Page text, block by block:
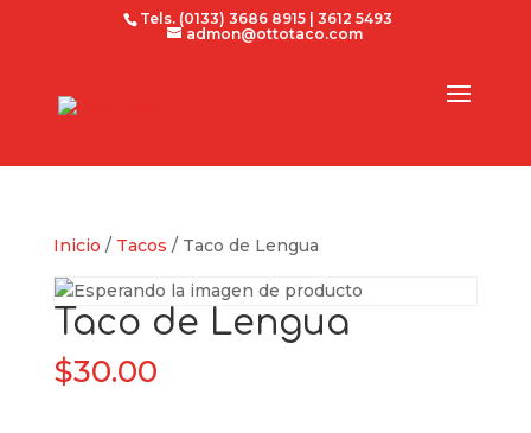
Tels. (0133) 3686 8915 | 3612 5493
admon@ottotaco.com
Inicio / Tacos / Taco de Lengua
Taco de Lengua
$30.00